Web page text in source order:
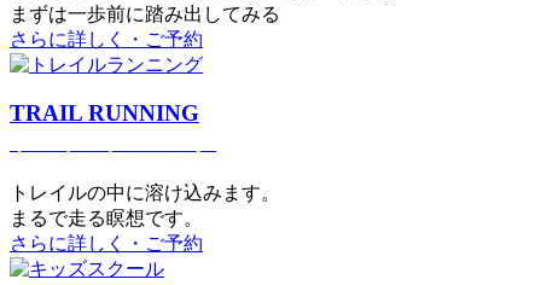
まずは一歩前に踏み出してみる
さらに詳しく・ご予約
TRAIL RUNNING
トレイルの中に溶け込みます。
まるで⾛る瞑想です。
さらに詳しく・ご予約